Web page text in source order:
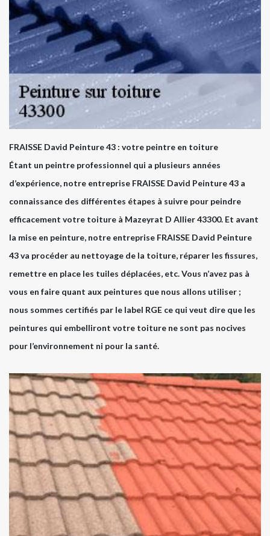
FRAISSE David Peinture 43 : votre peintre en toiture
Étant un peintre professionnel qui a plusieurs années
d’expérience, notre entreprise FRAISSE David Peinture 43 a
connaissance des différentes étapes à suivre pour peindre
efficacement votre toiture à Mazeyrat D Allier 43300. Et avant
la mise en peinture, notre entreprise FRAISSE David Peinture
43 va procéder au nettoyage de la toiture, réparer les fissures,
remettre en place les tuiles déplacées, etc. Vous n’avez pas à
vous en faire quant aux peintures que nous allons utiliser ;
nous sommes certifiés par le label RGE ce qui veut dire que les
peintures qui embelliront votre toiture ne sont pas nocives
pour l’environnement ni pour la santé.